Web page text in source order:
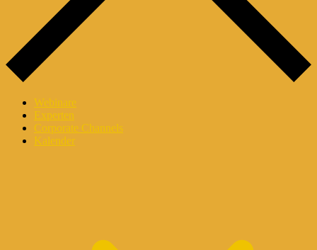
Webinare
Experten
Corporate Channels
Kalender